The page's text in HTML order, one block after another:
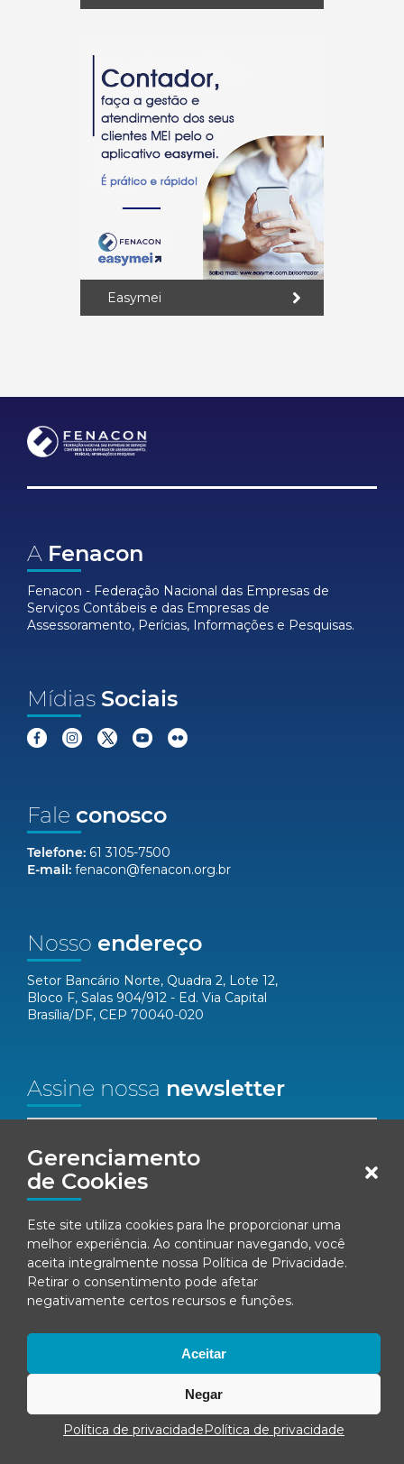
Gerenciamento
de Cookies
Este site utiliza cookies para lhe proporcionar uma
melhor experiência. Ao continuar navegando, você
aceita integralmente nossa Política de Privacidade.
Retirar o consentimento pode afetar
negativamente certos recursos e funções.
Aceitar
Negar
Política de privacidadePolítica de privacidade
Easymei
A Fenacon
Fenacon - Federação Nacional das Empresas de
Serviços Contábeis e das Empresas de
Assessoramento, Perícias, Informações e Pesquisas.
Mídias Sociais
Fale conosco
Telefone: 61 3105-7500
E-mail: fenacon@fenacon.org.br
Nosso endereço
Setor Bancário Norte, Quadra 2, Lote 12,
Bloco F, Salas 904/912 - Ed. Via Capital
Brasília/DF, CEP 70040-020
Assine nossa newsletter
Nome*
Email*
Concordo em receber comunicações da Fenacon.
Cadastrar
© Fenacon 2026
Política de privacidade